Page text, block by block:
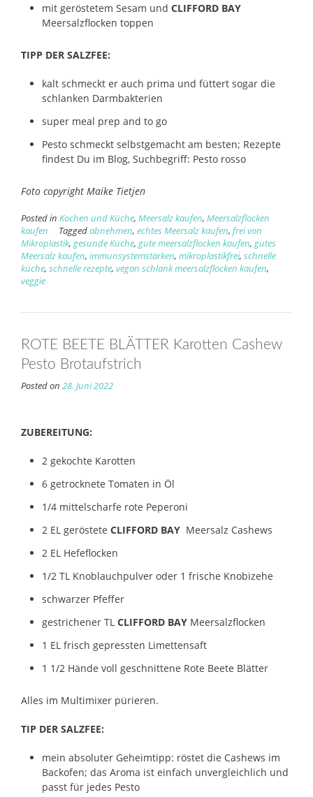
mit geröstetem Sesam und CLIFFORD BAY
Meersalzflocken toppen
TIPP DER SALZFEE:
kalt schmeckt er auch prima und füttert sogar die
schlanken Darmbakterien
super meal prep and to go
Pesto schmeckt selbstgemacht am besten; Rezepte
findest Du im Blog, Suchbegriff: Pesto rosso
Foto copyright Maike Tietjen
Posted in Kochen und Küche, Meersalz kaufen, Meersalzflocken
kaufen
Taggedabnehmen, echtes Meersalz kaufen, frei von
Mikroplastik, gesunde Küche, gute meersalzflocken kaufen, gutes
Meersalz kaufen, immunsystemstärken, mikroplastikfrei, schnelle
küche, schnelle rezepte, vegan schlank meersalzflocken kaufen,
veggie
ROTE BEETE BLÄTTER Karotten Cashew
Pesto Brotaufstrich
Posted on 28. Juni 2022
ZUBEREITUNG:
2 gekochte Karotten
6 getrocknete Tomaten in Öl
1/4 mittelscharfe rote Peperoni
2 EL geröstete CLIFFORD BAY Meersalz Cashews
2 EL Hefeflocken
1/2 TL Knoblauchpulver oder 1 frische Knobizehe
schwarzer Pfeffer
gestrichener TL CLIFFORD BAY Meersalzflocken
1 EL frisch gepressten Limettensaft
1 1/2 Hände voll geschnittene Rote Beete Blätter
Alles im Multimixer pürieren.
TIP DER SALZFEE:
mein absoluter Geheimtipp: röstet die Cashews im
Backofen; das Aroma ist einfach unvergleichlich und
passt für jedes Pesto